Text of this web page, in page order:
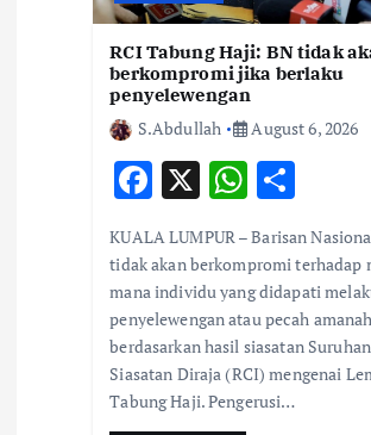
RCI Tabung Haji: BN tidak
berkompromi jika berlaku
penyelewengan
S.Abdullah
August 6, 2026
F
ac
e
b
o
o
k
X W
h
at
s
A
p
p
h
ar
e
KUALA LUMPUR – Barisan
tidak akan berkompromi terhadap
mana individu yang didapati
penyelewengan atau pecah amanah
berdasarkan hasil siasatan
Siasatan Diraja (RCI) mengenai
Tabung Haji. Pengerusi…